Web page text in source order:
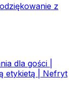
z
dla gości |
etykietą | Nefryt